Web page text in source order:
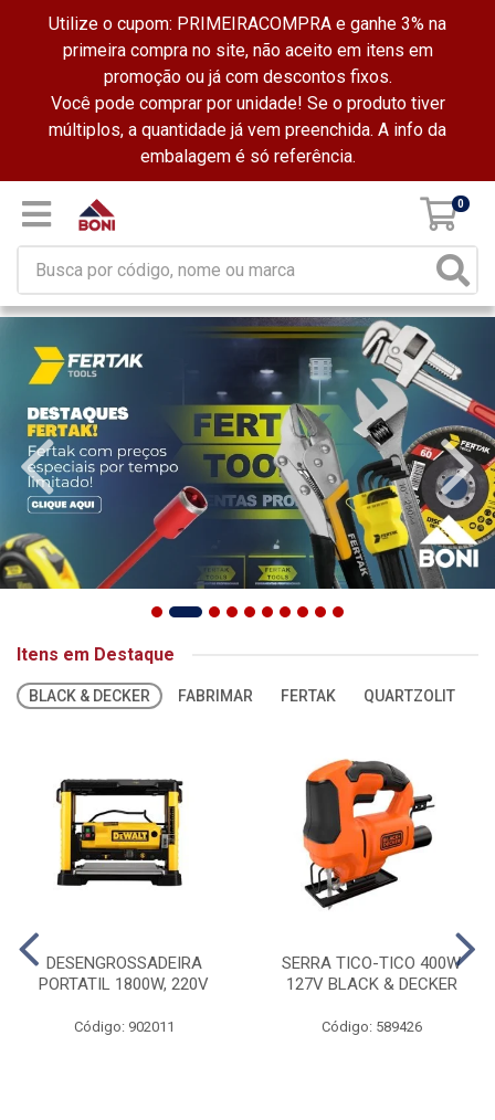
Utilize o cupom: PRIMEIRACOMPRA e ganhe 3% na
primeira compra no site, não aceito em itens em
promoção ou já com descontos fixos.
Você pode comprar por unidade! Se o produto tiver
múltiplos, a quantidade já vem preenchida. A info da
embalagem é só referência.
0
Itens em Destaque
BLACK & DECKER FABRIMAR FERTAK QUARTZOLIT
DESENGROSSADEIRA
PORTATIL 1800W, 220V
Código: 902011
SERRA TICO-TICO 400W
127V BLACK & DECKER
Código: 589426